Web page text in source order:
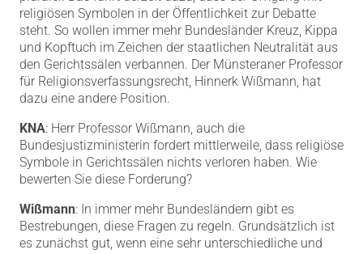
religiösen Symbolen in der Öffentlichkeit zur Debatte
steht. So wollen immer mehr Bundesländer Kreuz, Kippa
und Kopftuch im Zeichen der staatlichen Neutralität aus
den Gerichtssälen verbannen. Der Münsteraner Professor
für Religionsverfassungsrecht, Hinnerk Wißmann, hat
dazu eine andere Position.
KNA: Herr Professor Wißmann, auch die
Bundesjustizministerin fordert mittlerweile, dass religiöse
Symbole in Gerichtssälen nichts verloren haben. Wie
bewerten Sie diese Forderung?
Wißmann: In immer mehr Bundesländern gibt es
Bestrebungen, diese Fragen zu regeln. Grundsätzlich ist
es zunächst gut, wenn eine sehr unterschiedliche und